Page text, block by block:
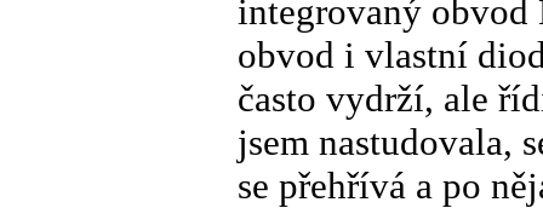
integrovaný
obvod i vlastní
často vydrží, ale
jsem nastudovala,
se přehřívá a po